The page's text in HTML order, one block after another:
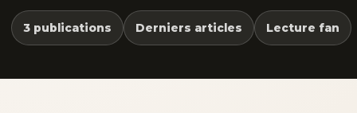
3 publications Derniers articles Lecture fan